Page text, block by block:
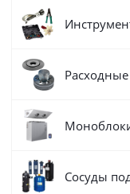
Сосуды